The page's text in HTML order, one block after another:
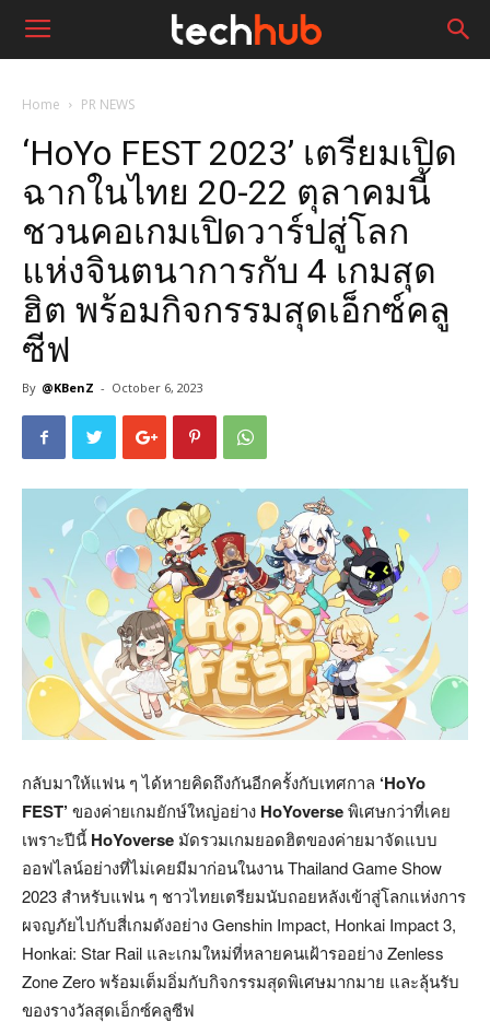
Home PR NEWS
‘HoYo FEST 2023’ เตรียมเปิด
ฉากในไทย 20-22 ตุลาคมนี้
ชวนคอเกมเปิดวาร์ปสู่โลก
แห่งจินตนาการกับ 4 เกมสุด
ฮิต พร้อมกิจกรรมสุดเอ็กซ์คลู
ซีฟ
By @KBenZ - October 6, 2023
กลับมาให้แฟน ๆ ได้หายคิดถึงกันอีกครั้งกับเทศกาล ‘HoYo
FEST’ ของค่ายเกมยักษ์ใหญ่อย่าง HoYoverseพิเศษกว่าที่เคย
เพราะปีนี้ HoYoverse มัดรวมเกมยอดฮิตของค่ายมาจัดแบบ
ออฟไลน์อย่างที่ไม่เคยมีมาก่อนในงาน Thailand Game Show
2023 สำหรับแฟน ๆ ชาวไทยเตรียมนับถอยหลังเข้าสู่โลกแห่งการ
ผจญภัยไปกับสี่เกมดังอย่าง Genshin Impact, Honkai Impact 3,
Honkai: Star Rail และเกมใหม่ที่หลายคนเฝ้ารออย่าง Zenless
Zone Zero พร้อมเต็มอิ่มกับกิจกรรมสุดพิเศษมากมาย และลุ้นรับ
ของรางวัลสุดเอ็กซ์คลูซีฟ